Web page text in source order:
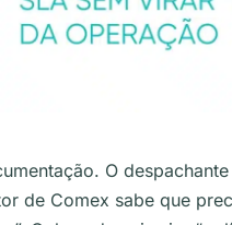
O
de Comex sabe que